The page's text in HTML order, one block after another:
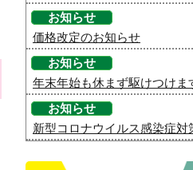
お知らせ
価格改定のお知らせ
お知らせ
年末年始も休まず駆けつけま
お知らせ
新型コロナウイルス感染症対